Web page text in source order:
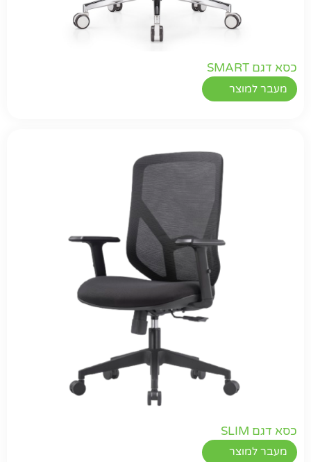
חפשו באתר
כסא דגם SMART
מעבר למוצר
כסא דגם SLIM
מעבר למוצר